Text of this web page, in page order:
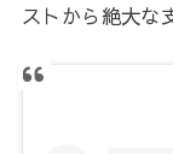
ストから絶大な